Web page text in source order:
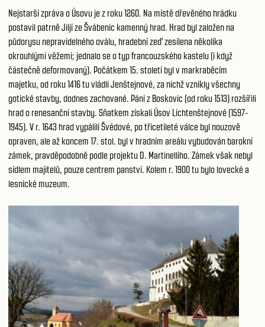
Nejstarší zpráva o Úsovu je z roku 1260. Na místě dřevěného hrádku
postavil patrně Jiljí ze Švábenic kamenný hrad. Hrad byl založen na
půdorysu nepravidelného oválu, hradební zeď zesílena několika
okrouhlými věžemi; jednalo se o typ francouzského kastelu (i když
částečně deformovaný). Počátkem 15. století byl v markraběcím
majetku, od roku 1416 tu vládli Jenštejnové, za nichž vznikly všechny
gotické stavby, dodnes zachované. Páni z Boskovic (od roku 1513) rozšířili
hrad o renesanční stavby. Sňatkem získali Úsov Lichtenštejnové (1597-
1945). V r. 1643 hrad vypálili Švédové, po třicetileté válce byl nouzově
opraven, ale až koncem 17. stol. byl v hradním areálu vybudován barokní
zámek, pravděpodobně podle projektu D. Martinelliho. Zámek však nebyl
sídlem majitelů, pouze centrem panství. Kolem r. 1900 tu bylo lovecké a
lesnické muzeum.